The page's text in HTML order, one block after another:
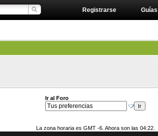
Guías
Registrarse
Ir al Foro
La zona horaria es GMT -6. Ahora son las 04:22.